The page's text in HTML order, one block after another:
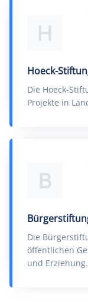
H
Hoeck-
Die Hoeck-
Projekte in
B
Die
öffentlichen
und Erziehung.